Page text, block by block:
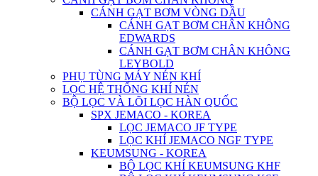
CÁNH GẠT BƠM VÒNG DẦU
CÁNH GẠT BƠM CHÂN KHÔNG
EDWARDS
CÁNH GẠT BƠM CHÂN KHÔNG
LEYBOLD
PHỤ TÙNG MÁY NÉN KHÍ
LỌC HỆ THỐNG KHÍ NÉN
BỘ LỌC VÀ LÕI LỌC HÀN QUỐC
SPX JEMACO - KOREA
LỌC JEMACO JF TYPE
LỌC KHÍ JEMACO NGF TYPE
KEUMSUNG - KOREA
BỘ LỌC KHÍ KEUMSUNG KHF